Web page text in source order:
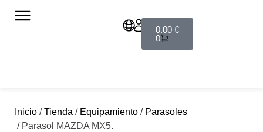
0.00 €
0
Inicio /Tienda / Equipamiento / Parasoles
/ Parasol MAZDA MX5.